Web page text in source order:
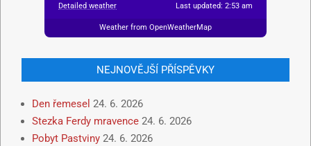
Detailed weather Last updated: 2:53 am
Weather from OpenWeatherMap
NEJNOVĚJŠÍ PŘÍSPĚVKY
Den řemesel 24. 6. 2026
Stezka Ferdy mravence 24. 6. 2026
Pobyt Pastviny 24. 6. 2026